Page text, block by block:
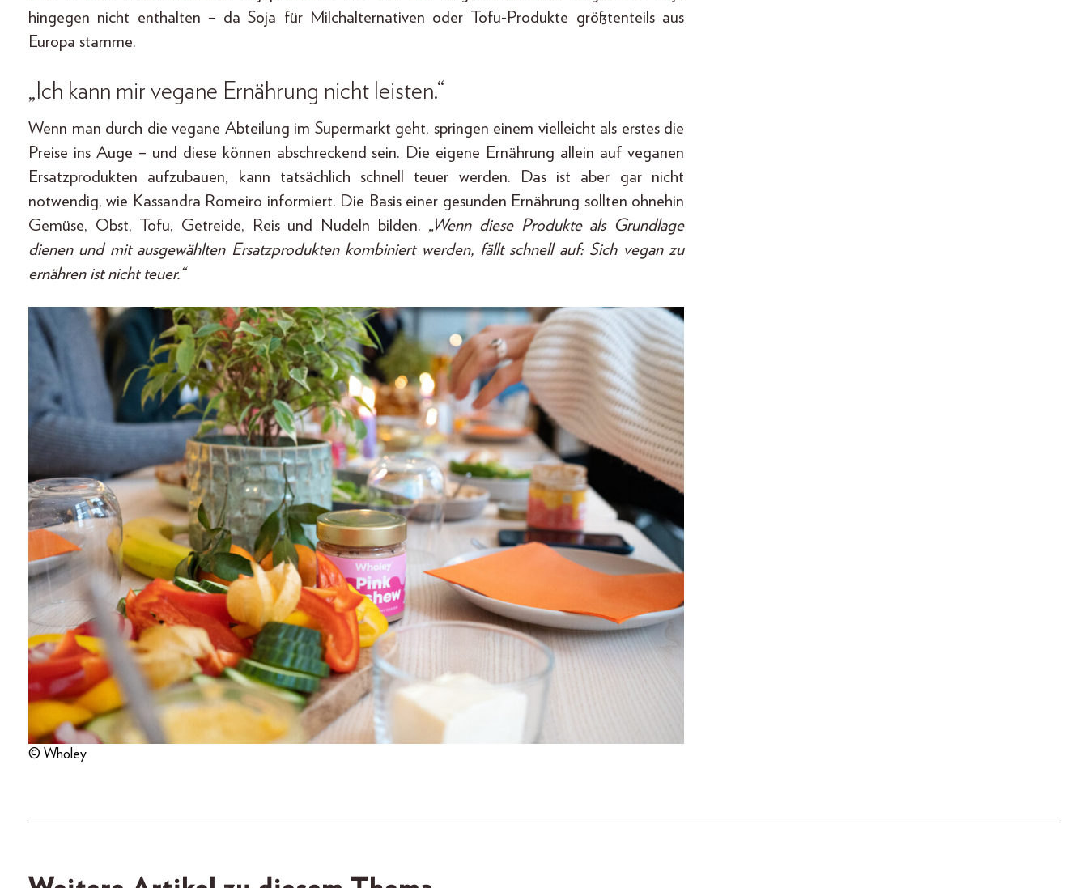
hingegen nicht enthalten – da Soja für Milchalternativen oder Tofu-Produkte größtenteils aus
Europa stamme.
„Ich kann mir vegane Ernährung nicht leisten.“
Wenn man durch die vegane Abteilung im Supermarkt geht, springen einem vielleicht als erstes die
Preise ins Auge – und diese können abschreckend sein. Die eigene Ernährung allein auf veganen
Ersatzprodukten aufzubauen, kann tatsächlich schnell teuer werden. Das ist aber gar nicht
notwendig, wie Kassandra Romeiro informiert. Die Basis einer gesunden Ernährung sollten ohnehin
Gemüse, Obst, Tofu, Getreide, Reis und Nudeln bilden. „Wenn diese Produkte als Grundlage
dienen und mit ausgewählten Ersatzprodukten kombiniert werden, fällt schnell auf: Sich vegan zu
ernähren ist nicht teuer.“
© Wholey